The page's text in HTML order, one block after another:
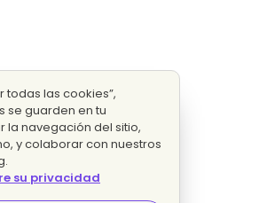
todas las cookies”,
se guarden en tu
la navegación del sitio,
y colaborar con nuestros
su privacidad